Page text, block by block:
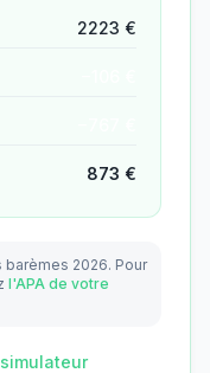
2223 €
873 €
barèmes 2026. Pour
l'APA de votre